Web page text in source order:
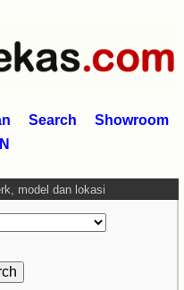
Search
Showroom
model dan lokasi